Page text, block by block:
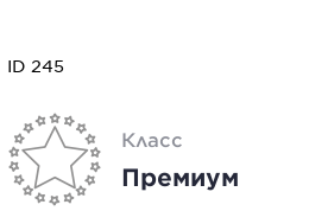
ID 245
Класс
Премиум